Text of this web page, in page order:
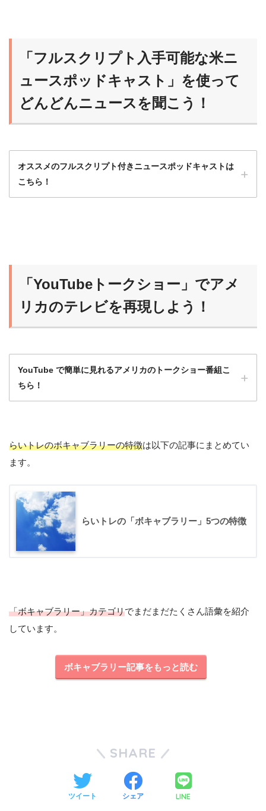
「フルスクリプト入手可能な米ニ
ュースポッドキャスト」を使って
どんどんニュースを聞こう！
オススメのフルスクリプト付きニュースポッドキャストは
こちら！
らいおん
慣れれば、だんだんスクリプトなしで聞ける
ようになるよ！
「YouTubeトークショー」でアメ
リカのテレビを再現しよう！
YouTube で簡単に見れるアメリカのトークショー番組こ
ちら！
洋画や海外ドラマももちろんいいけど、トー
クショーは会話がほとんど途切れず、発話量
らいトレのボキャブラリーの特徴は以下の記事にまとめてい
ます。
らいトレの「ボキャブラリー」5つの特徴
「ボキャブラリー」カテゴリでまだまだたくさん語彙を紹介
しています。
ボキャブラリー記事をもっと読む
SHARE
ツイート シェア LINE